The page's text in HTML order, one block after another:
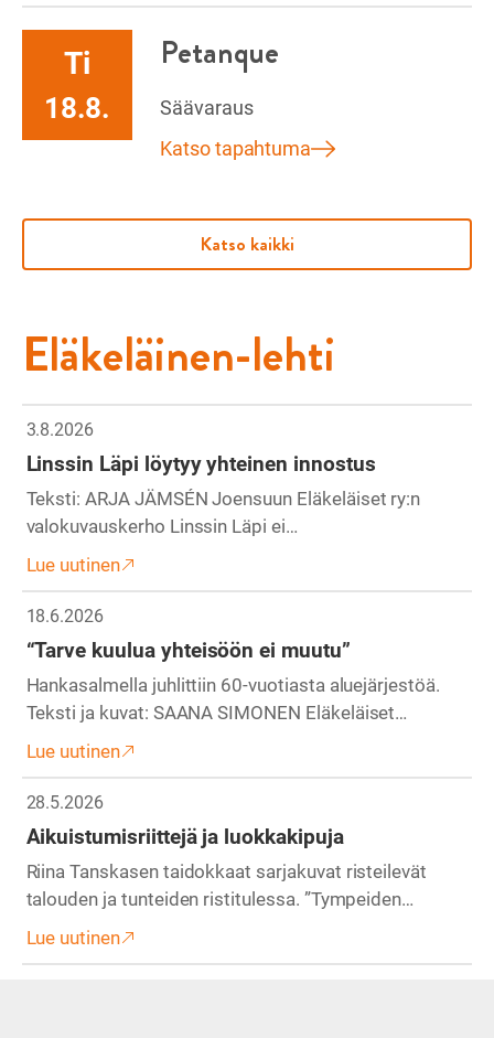
Ti
18.8.
Petanque
Säävaraus
Katso tapahtuma
Katso kaikki
Eläkeläinen-lehti
3.8.2026
Linssin Läpi löytyy yhteinen innostus
Teksti: ARJA JÄMSÉN Joensuun Eläkeläiset ry:n
valokuvauskerho Linssin Läpi ei…
Lue uutinen
18.6.2026
“Tarve kuulua yhteisöön ei muutu”
Hankasalmella juhlittiin 60-vuotiasta aluejärjestöä.
Teksti ja kuvat: SAANA SIMONEN Eläkeläiset…
Lue uutinen
28.5.2026
Aikuistumisriittejä ja luokkakipuja
Riina Tanskasen taidokkaat sarjakuvat risteilevät
talouden ja tunteiden ristitulessa. ”Tympeiden…
Lue uutinen